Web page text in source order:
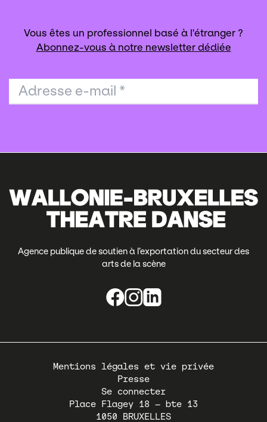
Vous êtes un professionnel basé à l'étranger ?
Abonnez-vous à notre newsletter dédiée
Adresse e-mail *
Agence publique de soutien à l’exportation du secteur des
arts de la scène
Pied
Mentions légales et vie privée
Presse
Se connecter
Place Flagey 18 – bte 13
1050
BRUXELLES